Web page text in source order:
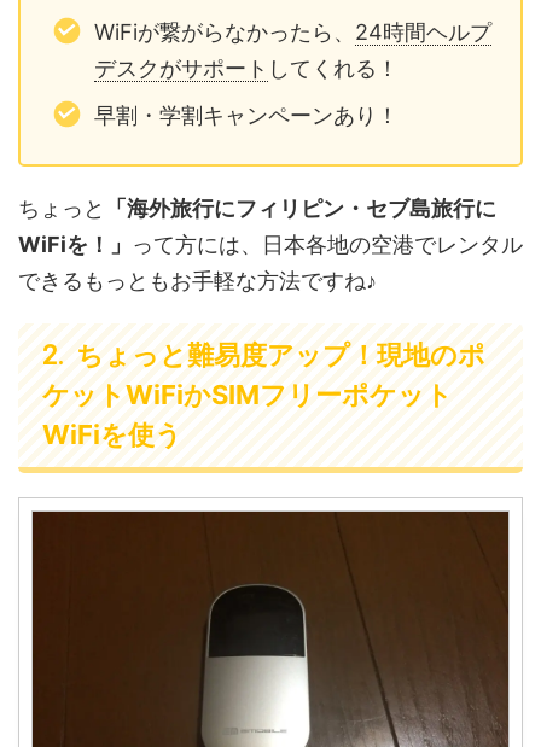
WiFiが繋がらなかったら、 24時間ヘルプ
デスクがサポート してくれる！
早割・学割キャンペーンあり！
ちょっと
「海外旅行にフィリピン・セブ島旅行に
WiFiを！」 って方には、日本各地の空港でレンタル
できるもっともお手軽な方法ですね♪
ちょっと難易度アップ！現地のポ
ケットWiFiかSIMフリーポケット
WiFiを使う